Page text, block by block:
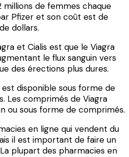
millions de femmes chaque
Pfizer et son coût est de
dollars.
et Cialis est que le Viagra
le flux sanguin vers
des érections plus dures.
disponible sous forme de
Les comprimés de Viagra
ou sous forme de comprimés.
en ligne qui vendent du
il est important de faire un
plupart des pharmacies en